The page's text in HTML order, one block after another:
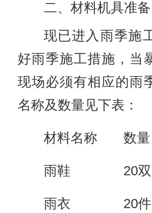
二、材料机具准备
现已进入雨季施
好雨季施工措施，当
现场必须有相应的雨
名称及数量见下表：
材料名称 数量
雨鞋 20双
雨衣 20件